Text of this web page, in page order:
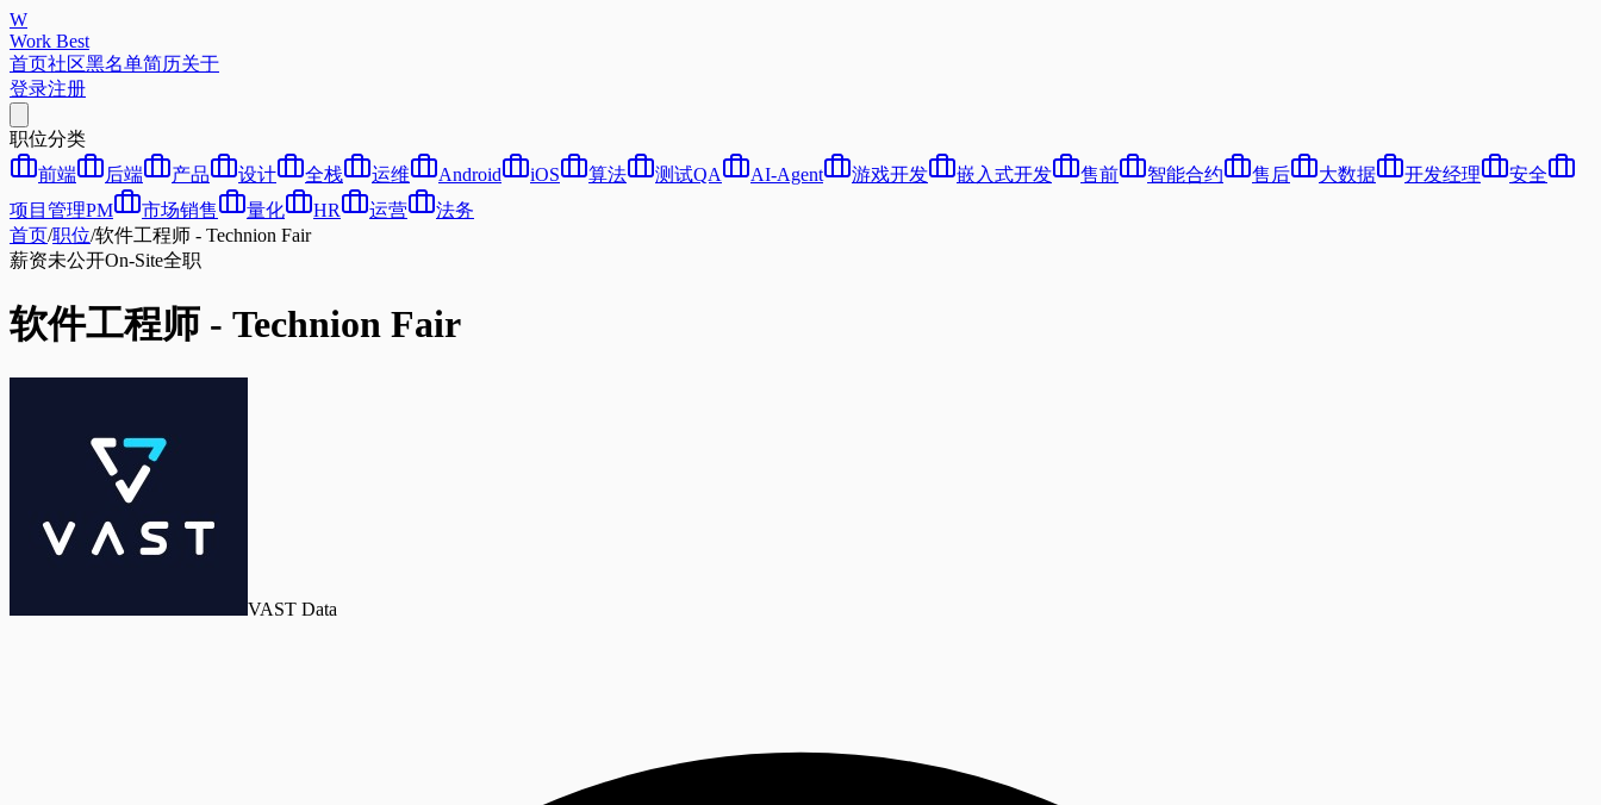
W
Work Best
首页社区黑名单简历关于
登录注册
职位分类
前端
后端 产品 设计 全栈 运维 Android iOS 算法 测试QA AI-Agent 游戏开发 嵌入式开发 售前 智能合约 售后 大数据 开发经理
安全
项目管理PM
市场销售 量化 HR 运营
法务
首页/职位/软件工程师 - Technion Fair
薪资未公开On-Site全职
软件工程师 - Technion Fair
VAST Data